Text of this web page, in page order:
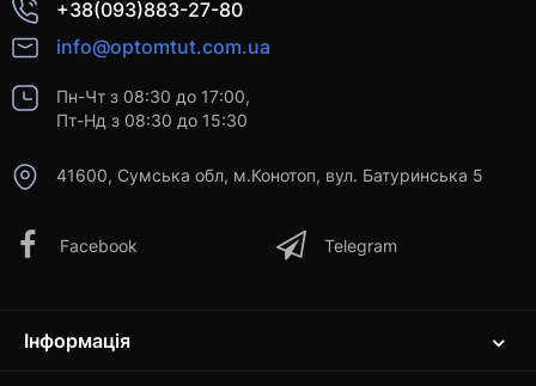
+38(093)883-27-80
info@optomtut.com.ua
Пн-Чт з 08:30 до 17:00,
Пт-Нд з 08:30 до 15:30
41600, Сумська обл, м.Конотоп, вул. Батуринська 5
Facebook Telegram
Інформація